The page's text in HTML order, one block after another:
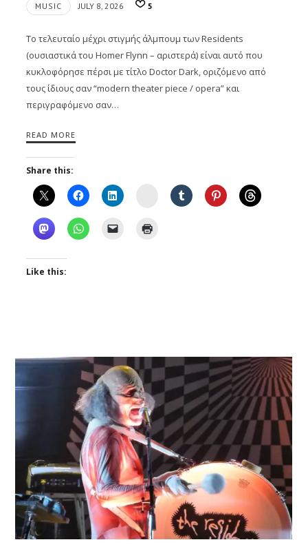
MUSIC JULY 8, 2026 5
Το τελευταίο μέχρι στιγμής άλμπουμ των Residents
(ουσιαστικά του Homer Flynn – αριστερά) είναι αυτό που
κυκλοφόρησε πέρσι με τίτλο Doctor Dark, οριζόμενο από
τους ίδιους σαν “modern theater piece / opera” και
περιγραφόμενο σαν…
READ MORE
Share this:
Instagram
Like this: